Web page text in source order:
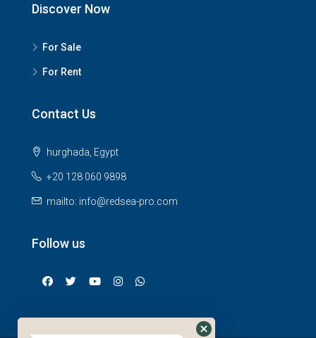
Discover Now
For Sale
For Rent
Contact Us
hurghada, Egypt
+20 128 060 9898
mailto: info@redsea-pro.com
Follow us